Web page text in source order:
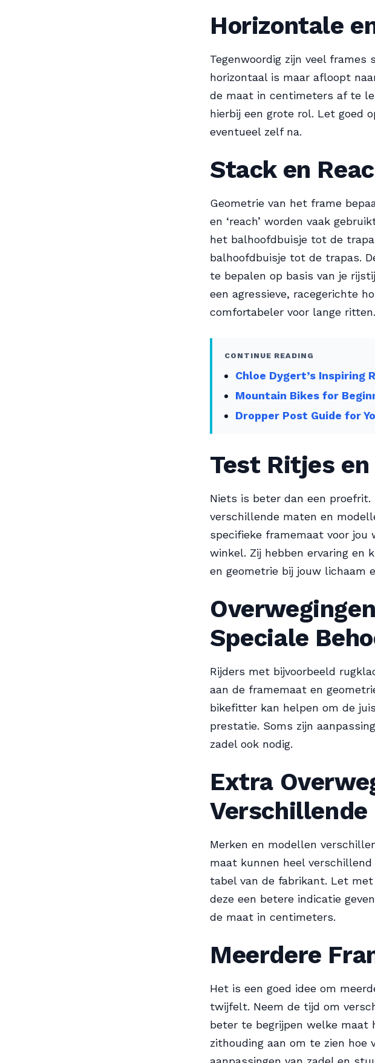
Horizontale
Tegenwoordig zijn veel
horizontaal is maar afloopt
de maat in centimeters af te
hierbij een grote rol. Let goed
eventueel zelf na.
Stack en
Geometrie van het frame
en ‘reach’ worden vaak
het balhoofdbuisje tot de
balhoofdbuisje tot de trapas.
te bepalen op basis van je
een agressieve, racegerichte
comfortabeler voor lange ritten.
CONTINUE READING
Chloe Dygert’s Inspiring
Mountain Bikes for
Dropper Post Guide for
Test Ritjes en
Niets is beter dan een proefrit.
verschillende maten en
specifieke framemaat voor jou
winkel. Zij hebben ervaring en
en geometrie bij jouw lichaam
Speciale
Rijders met bijvoorbeeld
aan de framemaat en
bikefitter kan helpen om de
prestatie. Soms zijn
zadel ook nodig.
Extra
Verschillende
Merken en modellen
maat kunnen heel verschillend
tabel van de fabrikant. Let
deze een betere indicatie
de maat in centimeters.
Meerdere
Het is een goed idee om
twijfelt. Neem de tijd om
beter te begrijpen welke maat
zithouding aan om te zien hoe